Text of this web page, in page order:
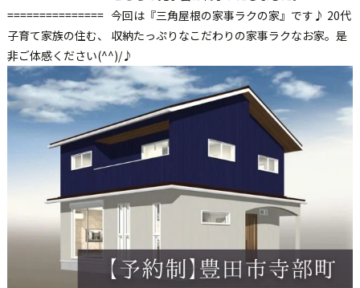
=============== 今回は『三角屋根の家事ラクの家』です♪ 20代
子育て家族の住む、 収納たっぷりなこだわりの家事ラクなお家。是
非ご体感ください(^^)/♪